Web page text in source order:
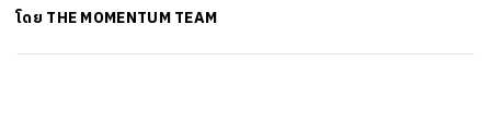
โดย THE MOMENTUM TEAM